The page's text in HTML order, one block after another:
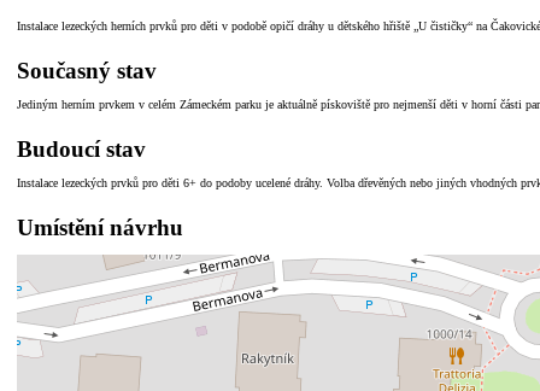
Instalace lezeckých herních prvků pro děti v podobě opičí dráhy u dětského hřiště „U čističky“ na
Současný stav
Jediným herním prvkem v celém Zámeckém parku je aktuálně pískoviště pro nejmenší děti v horní části
Budoucí stav
Instalace lezeckých prvků pro děti 6+ do podoby ucelené dráhy. Volba dřevěných nebo jiných vhodných
Umístění návrhu